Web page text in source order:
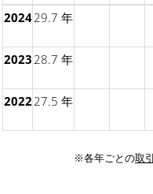
202429.7 年
2023 28.7 年
2022 27.5 年
※各年ごとの取